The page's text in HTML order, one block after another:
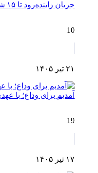
جریان زاینده‌رود تا ۱۵ شهریور ادامه دارد؛ آب بسته نمی‌شود
10
۲۱ تیر ۱۴۰۵
آمدیم برای وداع؛ با
19
۱۷ تیر ۱۴۰۵